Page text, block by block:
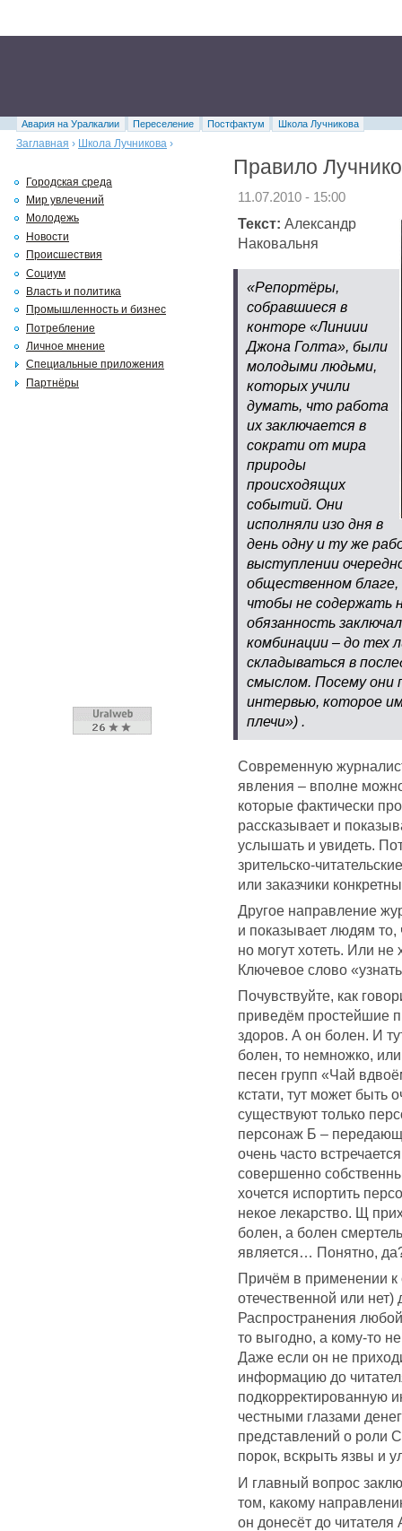
Авария на Уралкалии Переселение Постфактум
Школа Лучникова
Заглавная › Школа Лучникова ›
Правило
11.07.2010 - 15:00
Текст: Александр
Наковальня
«Репортёры,
собравшиеся в
конторе «Линиии
Джона Голта», были
молодыми людьми,
которых учили
думать, что работа
их заключается в
сократи от мира
природы
происходящих
событий. Они
исполняли изо дня в
день одну и ту же
выступлении
общественном
чтобы не содержать
обязанность
комбинации – до тех
складываться в
смыслом. Посему они
интервью, которое
плечи») .
Современную
явления – вполне
которые фактически
рассказывает и
услышать и увидеть.
зрительско-
или заказчики
Другое направление
и показывает людям то,
но могут хотеть. Или
Ключевое слово
Почувствуйте, как
приведём простейшие
здоров. А он болен. И
болен, то немножко,
песен групп «Чай
кстати, тут может быть
существуют только
персонаж Б –
очень часто
совершенно
хочется испортить
некое лекарство. Щ
болен, а болен
является… Понятно,
Причём в применении
отечественной или
Распространения
то выгодно, а кому-то
Даже если он не
информацию до
подкорректированную
честными глазами
представлений о роли
порок, вскрыть язвы и
И главный вопрос
том, какому
он донесёт до читателя
Городская среда
Мир увлечений
Молодежь
Новости
Происшествия
Социум
Власть и политика
Промышленность и бизнес
Потребление
Личное мнение
Специальные приложения
Партнёры